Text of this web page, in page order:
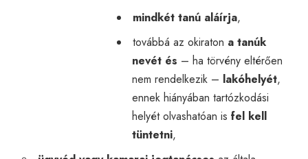
mindkét tanú aláírja,
továbbá az okiraton a tanúk
nevét és – ha törvény eltérően
nem rendelkezik – lakóhelyét,
ennek hiányában tartózkodási
helyét olvashatóan is fel kell
tüntetni,